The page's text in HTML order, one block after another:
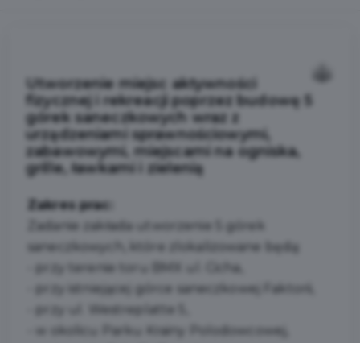
Utworzenie miejsc aktywności
fizycznej i rekreacji poprzez budowę 5
górek saneczkowych wraz z
urządzeniami sprawnościowymi,
zabawowymi, miejscami na ogniska,
grille, ławkami i zielenią
Zakres prac:
Zadanie zakłada utworzenie 5 górek
saneczkowych, które zlokalizowane będą:
- przy terenie toru BMX ul. Cicha,
- przy istniejącej górce saneczkowej Faktorii,
- przy ul. Westreplatte 5,
- w okolicu Parku Krainy Polodowcowej,